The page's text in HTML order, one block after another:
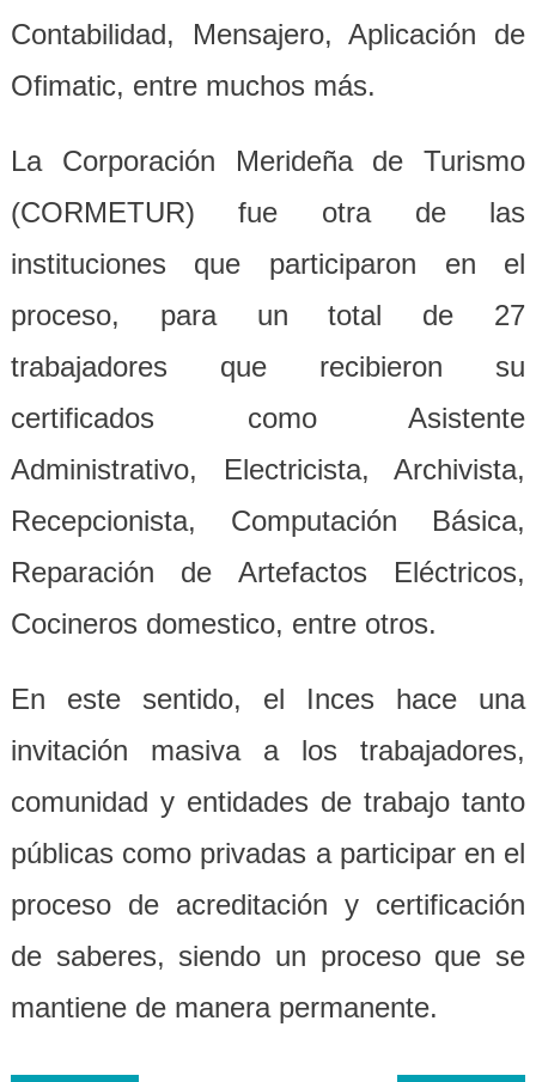
Contabilidad, Mensajero, Aplicación de
Ofimatic, entre muchos más.
La Corporación Merideña de Turismo
(CORMETUR) fue otra de las
instituciones que participaron en el
proceso, para un total de 27
trabajadores que recibieron su
certificados como Asistente
Administrativo, Electricista, Archivista,
Recepcionista, Computación Básica,
Reparación de Artefactos Eléctricos,
Cocineros domestico, entre otros.
En este sentido, el Inces hace una
invitación masiva a los trabajadores,
comunidad y entidades de trabajo tanto
públicas como privadas a participar en el
proceso de acreditación y certificación
de saberes, siendo un proceso que se
mantiene de manera permanente.